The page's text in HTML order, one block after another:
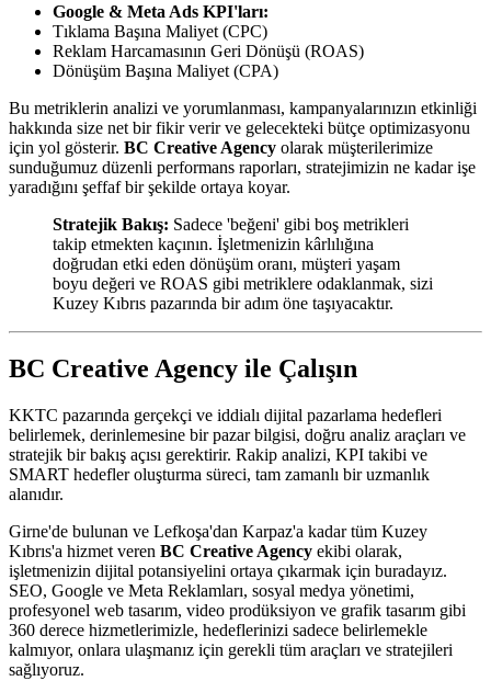
Google & Meta Ads KPI'ları:
Tıklama Başına Maliyet (CPC)
Reklam Harcamasının Geri Dönüşü (ROAS)
Dönüşüm Başına Maliyet (CPA)
Bu metriklerin analizi ve yorumlanması, kampanyalarınızın etkinliği
hakkında size net bir fikir verir ve gelecekteki bütçe optimizasyonu
için yol gösterir. BC Creative Agency olarak müşterilerimize
sunduğumuz düzenli performans raporları, stratejimizin ne kadar işe
yaradığını şeffaf bir şekilde ortaya koyar.
Stratejik Bakış: Sadece 'beğeni' gibi boş metrikleri
takip etmekten kaçının. İşletmenizin kârlılığına
doğrudan etki eden dönüşüm oranı, müşteri yaşam
boyu değeri ve ROAS gibi metriklere odaklanmak, sizi
Kuzey Kıbrıs pazarında bir adım öne taşıyacaktır.
BC Creative Agency ile Çalışın
KKTC pazarında gerçekçi ve iddialı dijital pazarlama hedefleri
belirlemek, derinlemesine bir pazar bilgisi, doğru analiz araçları ve
stratejik bir bakış açısı gerektirir. Rakip analizi, KPI takibi ve
SMART hedefler oluşturma süreci, tam zamanlı bir uzmanlık
alanıdır.
Girne'de bulunan ve Lefkoşa'dan Karpaz'a kadar tüm Kuzey
Kıbrıs'a hizmet veren BC Creative Agency ekibi olarak,
işletmenizin dijital potansiyelini ortaya çıkarmak için buradayız.
SEO, Google ve Meta Reklamları, sosyal medya yönetimi,
profesyonel web tasarım, video prodüksiyon ve grafik tasarım gibi
360 derece hizmetlerimizle, hedeflerinizi sadece belirlemekle
kalmıyor, onlara ulaşmanız için gerekli tüm araçları ve stratejileri
sağlıyoruz.